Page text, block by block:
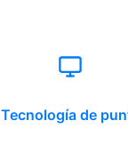
Tecnología de